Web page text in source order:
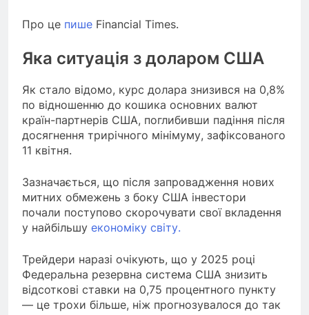
Про це пише Financial Times.
Яка ситуація з доларом США
Як стало відомо, курс долара знизився на 0,8%
по відношенню до кошика основних валют
країн-партнерів США, поглибивши падіння після
досягнення трирічного мінімуму, зафіксованого
11 квітня.
Зазначається, що після запровадження нових
митних обмежень з боку США інвестори
почали поступово скорочувати свої вкладення
у найбільшу економіку світу.
Трейдери наразі очікують, що у 2025 році
Федеральна резервна система США знизить
відсоткові ставки на 0,75 процентного пункту
— це трохи більше, ніж прогнозувалося до так